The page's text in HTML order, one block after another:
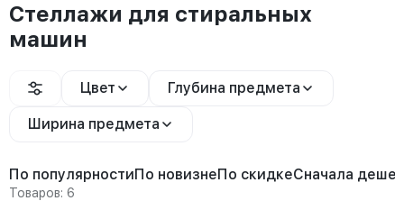
Стеллажи для стиральных
машин
Цвет Глубина предмета
Ширина предмета
По популярностиПо новизнеПо скидкеСначала
Товаров: 6